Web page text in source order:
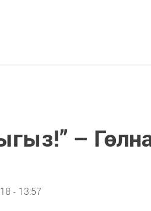
–
- 13:57